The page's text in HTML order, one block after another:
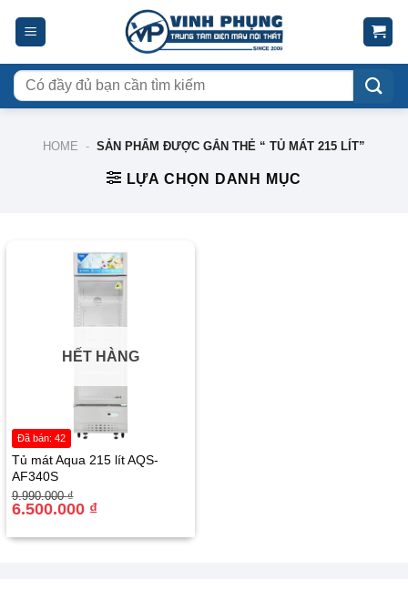
Tìm
kiếm:
HOME - SẢN PHẨM ĐƯỢC GẮN THẺ “ TỦ MÁT 215 LÍT”
LỰA CHỌN DANH MỤC
HẾT HÀNG
Tủ mát Aqua 215 lít AQS-
AF340S
9.990.000₫
Giá
gốc
là:
6.500.000 ₫
Giá
hiện
tại
6.500.000 ₫.
Đã bán: 42